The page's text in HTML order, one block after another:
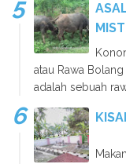
atau Rawa
adalah sebuah